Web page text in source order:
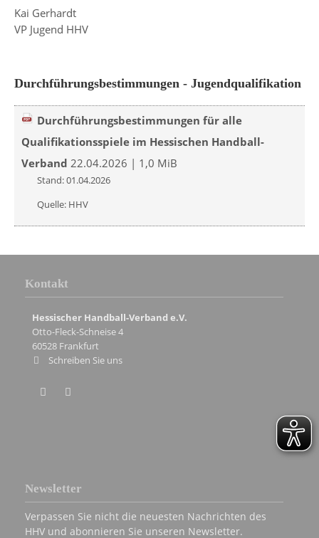
Kai Gerhardt
VP Jugend HHV
Durchführungsbestimmungen - Jugendqualifikation
Durchführungsbestimmungen für alle
Qualifikationsspiele im Hessischen Handball-
Verband 22.04.2026 | 1,0 MiB
Stand: 01.04.2026
Quelle: HHV
Kontakt
Hessischer Handball-Verband e.V.
Otto-Fleck-Schneise 4
60528 Frankfurt
Schreiben Sie uns
Newsletter
Verpassen Sie nicht die neuesten Nachrichten des
HHV und abonnieren Sie unseren Newsletter.